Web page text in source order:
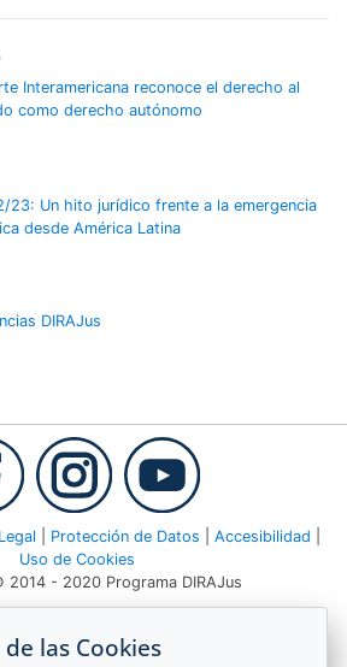
Interamericana reconoce el derecho al
como derecho autónomo
23: Un hito jurídico frente a la emergencia
desde América Latina
DIRAJus
Protección de Datos Accesibilidad
Uso de Cookies
- 2020 Programa DIRAJus
Rica Apartado 8-4190 1000 San José,
las Cookies